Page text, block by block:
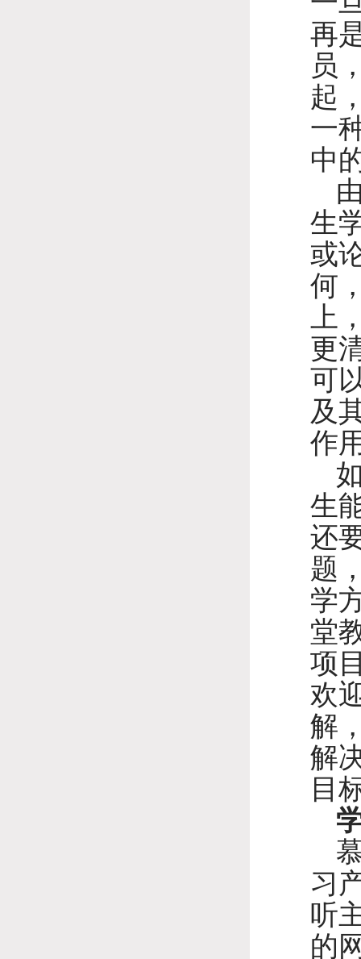
再
员
起
一
中
生
或
何
上
更
可
及
作
生
还
题
学
堂
项
欢
解
解
目
习
听
的